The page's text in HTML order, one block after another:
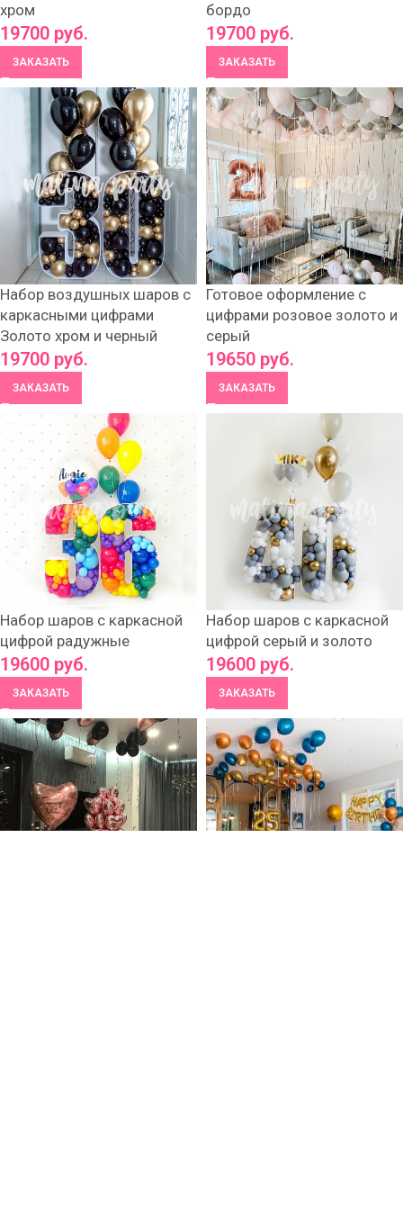
хром
19700 руб.
ЗАКАЗАТЬ
бордо
19700 руб.
ЗАКАЗАТЬ
Набор воздушных шаров с
каркасными цифрами
Золото хром и черный
19700 руб.
ЗАКАЗАТЬ
Готовое оформление с
цифрами розовое золото и
серый
19650 руб.
ЗАКАЗАТЬ
Набор шаров с каркасной
цифрой радужные
19600 руб.
ЗАКАЗАТЬ
Набор шаров с каркасной
цифрой серый и золото
19600 руб.
ЗАКАЗАТЬ